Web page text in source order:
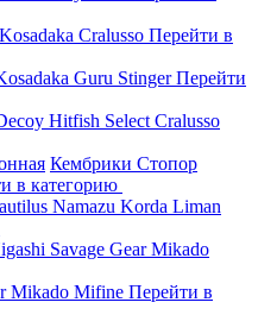
Kosadaka Cralusso Перейти в
Guru StingerПерейти
Hitfish Select Cralusso
Кембрики Стопор
в категорию
Namazu Korda Liman
Savage GearMikado
Mikado Mifine Перейти в